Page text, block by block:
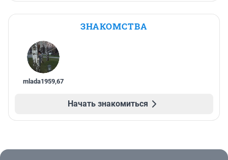
ЗНАКОМСТВА
mlada1959,67
Начать знакомиться